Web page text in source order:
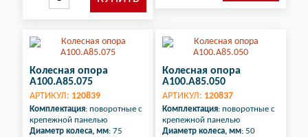
Колесная опора
A100.A85.075
АРТИКУЛ: 120839
Комплектация: поворотные с
крепежной панелью
Диаметр колеса, мм: 75
Колесная опора
A100.A85.050
АРТИКУЛ: 120837
Комплектация: поворотные с
крепежной панелью
Диаметр колеса, мм: 50